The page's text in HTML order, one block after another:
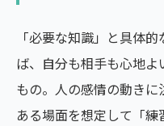
「必要な知識」と具体
ば、自分も相手も心地
もの。人の感情の動きに
ある場面を想定して「